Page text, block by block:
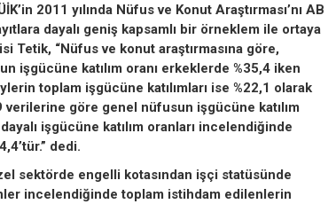
2011 yılında Nüfus ve Konut Araştırması’nı AB
dayalı geniş kapsamlı bir örneklem ile ortaya
Tetik, “Nüfus ve konut araştırmasına göre,
işgücüne katılım oranı erkeklerde %35,4 iken
toplam işgücüne katılımları ise %22,1 olarak
verilerine göre genel nüfusun işgücüne katılım
işgücüne katılım oranları incelendiğinde
dedi.
sektörde engelli kotasından işçi statüsünde
incelendiğinde toplam istihdam edilenlerin